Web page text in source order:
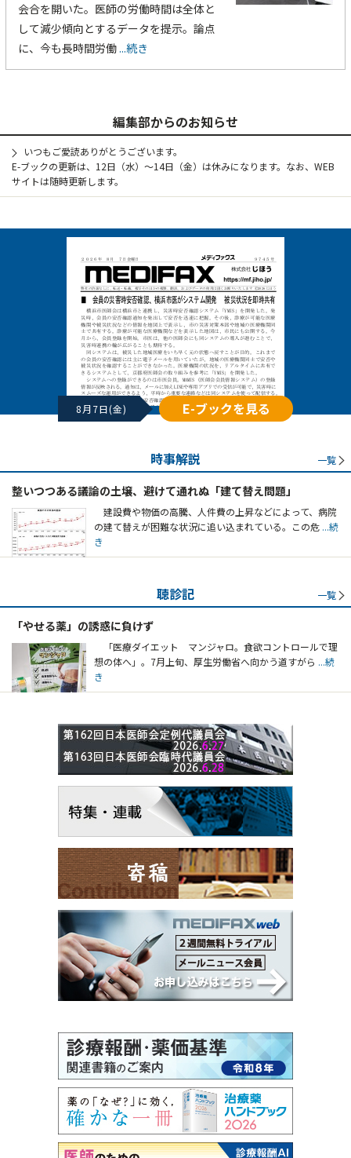
会合を開いた。医師の労働時間は全体と
して減少傾向とするデータを提示。論点
に、今も長時間労働...続き
編集部からのお知らせ
いつもご愛読ありがとうございます。
E-ブックの更新は、12日（水）～14日（金）は休みになります。なお、WEB
サイトは随時更新します。
8月7日(金) E-ブックを見る
時事解説 一覧
整いつつある議論の土壌、避けて通れぬ「建て替え問題」
建設費や物価の高騰、人件費の上昇などによって、病院
の建て替えが困難な状況に追い込まれている。この危 ...続
き
聴診記 一覧
「やせる薬」の誘惑に負けず
「医療ダイエット マンジャロ。食欲コントロールで理
想の体へ」。7月上旬、厚生労働省へ向かう道すがら ...続
き